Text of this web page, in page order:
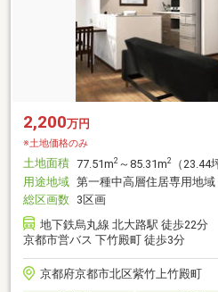
2,200万円
※土地価格のみ
土地面積 77.51m2 ～85.31m2
（23.44
用途地域 第一種中高層住居専用地域
総区画数 3区画
地下鉄烏丸線 北大路駅 徒歩22分
京都市営バス 下竹殿町 徒歩3分
京都府京都市北区紫竹上竹殿町